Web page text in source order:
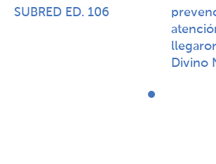
SUBRED ED. 106
Divino